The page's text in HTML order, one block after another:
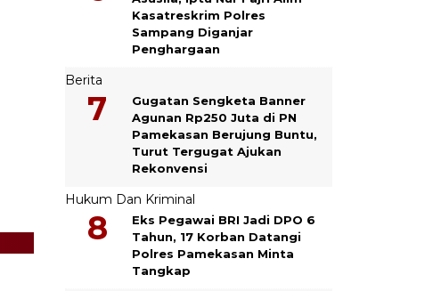
Kasatreskrim Polres
Sampang Diganjar
Penghargaan
Berita
Gugatan Sengketa Banner
Agunan Rp250 Juta di PN
Pamekasan Berujung Buntu,
Turut Tergugat Ajukan
Rekonvensi
Hukum Dan Kriminal
Eks Pegawai BRI Jadi DPO 6
Tahun, 17 Korban Datangi
Polres Pamekasan Minta
Tangkap